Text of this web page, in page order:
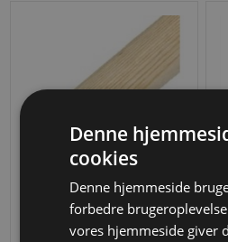
Ask Ø45 mm
FraDKK 254,31
Denne
cookies
Denne hjemmeside
forbedre
vores hjemmeside giver